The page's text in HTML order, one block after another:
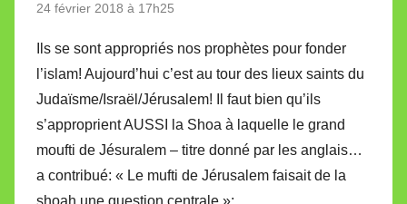
24 février 2018 à 17h25
Ils se sont appropriés nos prophètes pour fonder
l’islam! Aujourd’hui c’est au tour des lieux saints du
Judaïsme/Israël/Jérusalem! Il faut bien qu’ils
s’approprient AUSSI la Shoa à laquelle le grand
moufti de Jésuralem – titre donné par les anglais…
a contribué: « Le mufti de Jérusalem faisait de la